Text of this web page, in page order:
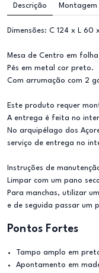
Descrição Montagem
Dimensões: C 124 x L 60
Mesa de Centro em
Pés em metal cor preto.
Com arrumação com 2
Este produto requer
A entrega é feita no
No arquipélago dos
serviço de entrega no
Instruções de
Limpar com um pano
Para manchas, utilizar
e de seguida passar um
Pontos Fortes
Tampo amplo em
Apontamento em